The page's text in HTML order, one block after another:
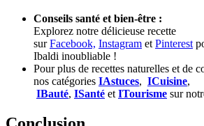
Conseils santé et bien-être :
Explorez notre délicieuse recette
surFacebook, Instagram et Pinterest
Ibaldi inoubliable !
Pour plus de recettes naturelles et de
nos catégories IAstuces, ICuisine,
IBauté, ISanté et ITourisme sur